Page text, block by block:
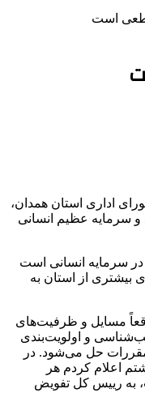
است
فروردین در شورای اداری استان همدان،
و سرمایه عظیم انسانی
در سرمایه انسانی است
از استان به
مسایل و ظرفیت‌های
و اولویت‌بندی
مقررات حل می‌شود. در
اعلام کردم هر
به رییس کل تفویض